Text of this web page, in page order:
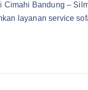
Bandung –
layanan service